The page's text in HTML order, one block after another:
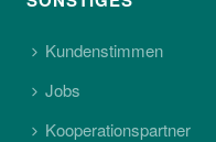
Kundenstimmen
Jobs
Kooperationspartner